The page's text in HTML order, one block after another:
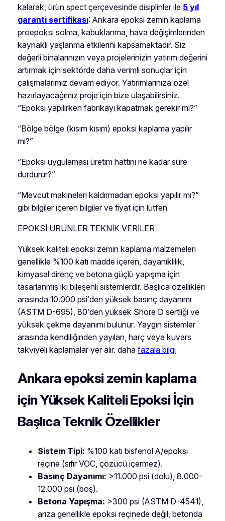
kalarak, ürün spect çerçevesinde disiplinler ile 5 yıl
garanti sertifikası: Ankara epoksi zemin kaplama
proepoksi solma, kabuklanma, hava değişimlerinden
kaynaklı yaşlanma etkilerini kapsamaktadır. Siz
değerli binalarınızın veya projelerinizin yatırım değerini
artırmak için sektörde daha verimli sonuçlar için
çalışmalarımız devam ediyor. Yatırımlarınıza özel
hazırlayacağımız proje için bize ulaşabilirsiniz.
“Epoksi yapılırken fabrikayı kapatmak gerekir mi?”
“Bölge bölge (kısım kısım) epoksi kaplama yapılır
mı?”
“Epoksi uygulaması üretim hattını ne kadar süre
durdurur?”
“Mevcut makineleri kaldırmadan epoksi yapılır mı?”
gibi bilgiler içeren bilgiler ve fiyat için lütfen
EPOKSİ ÜRÜNLER TEKNİK VERİLER
Yüksek kaliteli epoksi zemin kaplama malzemeleri
genellikle %100 katı madde içeren, dayanıklılık,
kimyasal direnç ve betona güçlü yapışma için
tasarlanmış iki bileşenli sistemlerdir. Başlıca özellikleri
arasında 10.000 psi’den yüksek basınç dayanımı
(ASTM D-695), 80’den yüksek Shore D sertliği ve
yüksek çekme dayanımı bulunur. Yaygın sistemler
arasında kendiliğinden yayılan, harç veya kuvars
takviyeli kaplamalar yer alır. daha fazala bilgi
Ankara epoksi zemin kaplama
için Yüksek Kaliteli Epoksi İçin
Başlıca Teknik Özellikler
Sistem Tipi: %100 katı bisfenol A/epoksi
reçine (sıfır VOC, çözücü içermez).
Basınç Dayanımı: >11.000 psi (dolu), 8.000-
12.000 psi (boş).
Betona Yapışma: >300 psi (ASTM D-4541),
arıza genellikle epoksi reçinede değil, betonda